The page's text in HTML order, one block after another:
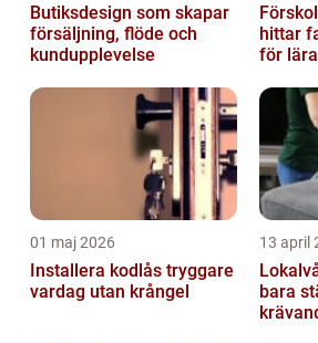
Butiksdesign som skapar
försäljning, flöde och
kundupplevelse
hittar
för
01 maj 2026
Installera kodlås tryggare
vardag utan krångel
13 april
Lokalvård
bara